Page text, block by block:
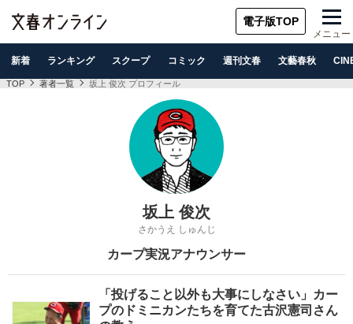
電子版TOP
メニュー
新着 ランキング スクープ コミック 週刊文春 文藝春秋
TOP 著者一覧 坂上 俊次 プロフィール
坂上 俊次
さかうえ しゅんじ
カープ実況アナウンサー
「投げること以外も大事にしなさい」カー
プのドミニカンたちを育てた古沢憲司さん